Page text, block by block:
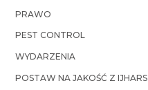
PRAWO
PEST CONTROL
WYDARZENIA
POSTAW NA JAKOŚĆ Z IJHARS